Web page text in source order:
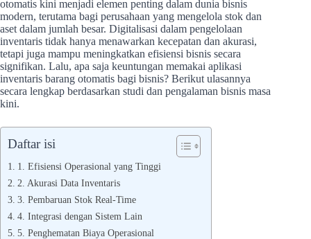
otomatis kini menjadi elemen penting dalam dunia bisnis
modern, terutama bagi perusahaan yang mengelola stok dan
aset dalam jumlah besar. Digitalisasi dalam pengelolaan
inventaris tidak hanya menawarkan kecepatan dan akurasi,
tetapi juga mampu meningkatkan efisiensi bisnis secara
signifikan. Lalu, apa saja keuntungan memakai aplikasi
inventaris barang otomatis bagi bisnis? Berikut ulasannya
secara lengkap berdasarkan studi dan pengalaman bisnis masa
kini.
Daftar isi
1. Efisiensi Operasional yang Tinggi
2. Akurasi Data Inventaris
3. Pembaruan Stok Real-Time
4. Integrasi dengan Sistem Lain
5. Penghematan Biaya Operasional